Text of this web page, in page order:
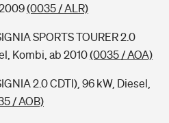
(0035 / ALR)
SPORTS TOURER 2.0
Kombi, ab 2010(0035 / AOA)
2.0 CDTI), 96 kW, Diesel,
/ AOB)